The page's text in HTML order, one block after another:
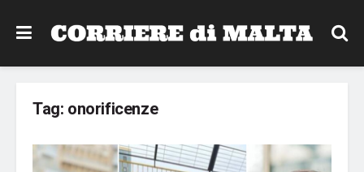
Tag: onorificenze